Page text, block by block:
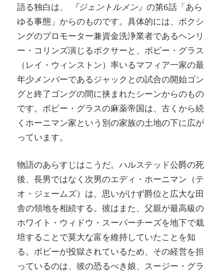
語る独白は、
『ジェントルメン』 の第6話「あら
ゆる事態」からのものです。具体的には、ボクシ
ングのプロモーター兼資金洗浄業者であるヘンリ
ー・コリンズ演じるボクサーと、ボビー・グラス
（レイ・ウィンストン）率いるマフィア一家の最
年少メンバーであるジャックとの試合の開始ゴン
グと終了ゴングの間に挟まれたシーンからのもの
です。ボビー・グラスの麻薬帝国は、古くから続
くホーニマン家という別の家族の土地の下に広が
っています。
物語のあらすじはこうだ。ハルステッド公爵の死
後、長男ではなく次男のエディ・ホーニマン（テ
オ・ジェームズ）は、思いがけず爵位と広大な田
舎の領地を相続する。彼はまた、父親が最高級の
ホワイト・ウィドウ・スーパーチーズを地下で栽
培することで莫大な富を維持していたことを知
る。ボビーが投獄されているため、その経営を担
っているのは、彼の恐るべき娘、スージー・グラ